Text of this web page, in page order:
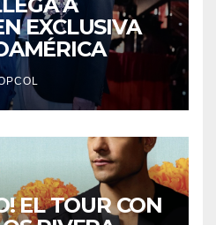
EXCLUSIVA
EL TOUR CON